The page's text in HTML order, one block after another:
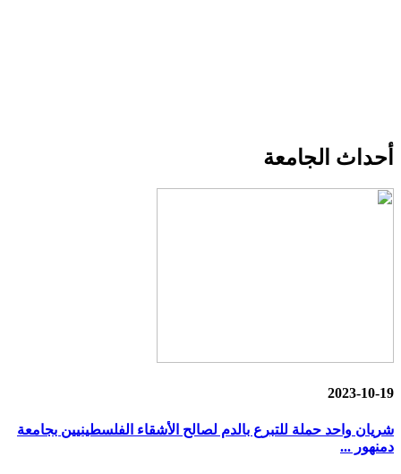
أحداث الجامعة
2023-10-19
شريان واحد حملة للتبرع بالدم لصالح الأشقاء الفلسطينيين بجامعة
دمنهور ...